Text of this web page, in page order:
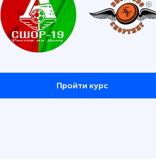
Пройти курс